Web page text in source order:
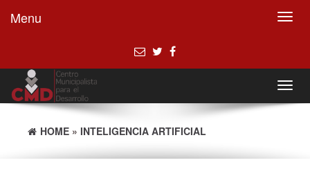
Menu
HOME » INTELIGENCIA ARTIFICIAL